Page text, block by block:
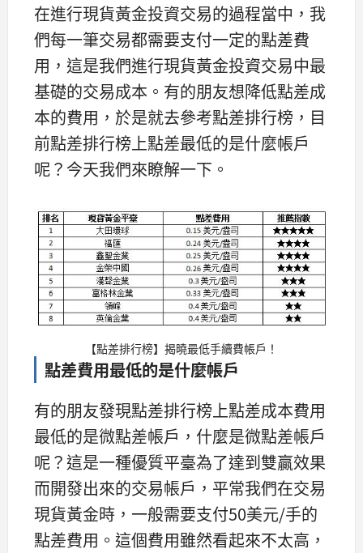
在進行現貨黃金投資交易的過程當中，我
們每一筆交易都需要支付一定的點差費
用，這是我們進行現貨黃金投資交易中最
基礎的交易成本。有的朋友想降低點差成
本的費用，於是就去參考點差排行榜，目
前點差排行榜上點差最低的是什麼帳戶
呢？今天我們來瞭解一下。
【點差排行榜】揭曉最低手續費帳戶！
點差費用最低的是什麼帳戶
有的朋友發現點差排行榜上點差成本費用
最低的是微點差帳戶，什麼是微點差帳戶
呢？這是一種優質平臺為了達到雙贏效果
而開發出來的交易帳戶，平常我們在交易
現貨黃金時，一般需要支付50美元/手的
點差費用。這個費用雖然看起來不太高，